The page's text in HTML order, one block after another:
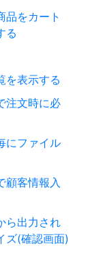
品をカート
る
を表示する
注文時に必
にファイル
顧客情報入
ら出力され
ズ(確認画面)